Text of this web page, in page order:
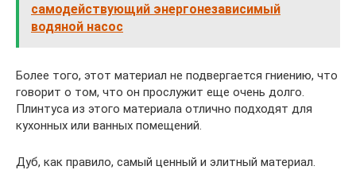
самодействующий энергонезависимый
водяной насос
Более того, этот материал не подвергается гниению, что
говорит о том, что он прослужит еще очень долго.
Плинтуса из этого материала отлично подходят для
кухонных или ванных помещений.
Дуб, как правило, самый ценный и элитный материал.